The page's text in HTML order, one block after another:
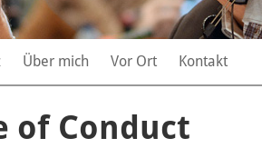
Über mich Vor Ort Kontakt
of Conduct